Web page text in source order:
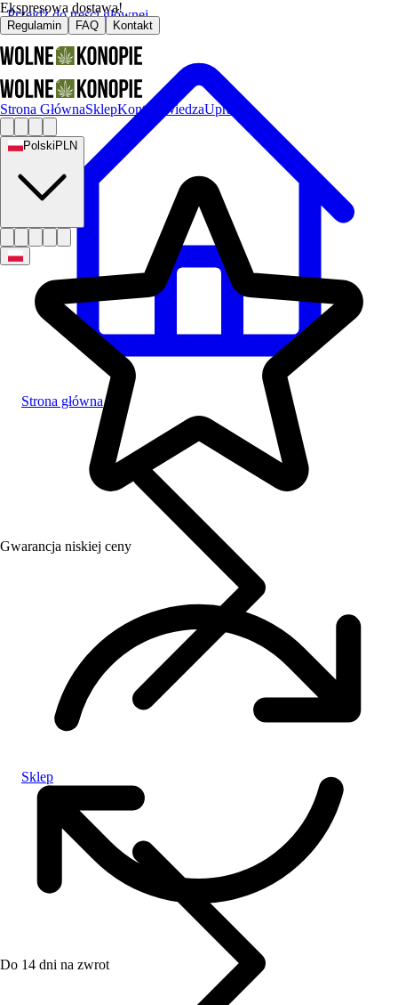
Przejdź do treści głównej
Ekspresowa dostawa!
Regulamin FAQ Kontakt
Strona GłównaSklepKontakt WiedzaUprawa
Polski PLN
Gwarancja niskiej ceny
Do 14 dni na zwrot
Strona główna
Sklep